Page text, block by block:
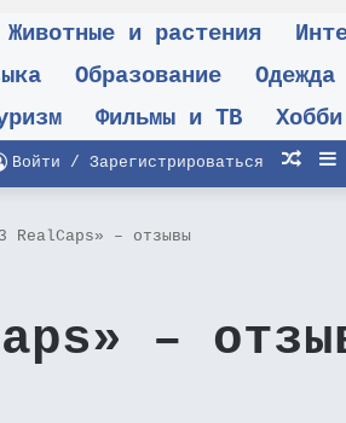
Животные и растения
Образование Одежда
Фильмы и ТВ Хобби
Войти / Зарегистрироваться
RealCaps» – отзывы
–